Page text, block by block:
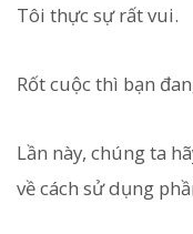
Tôi thực sự rất vui.
Rốt cuộc thì bạn
Lần này, chúng ta
về cách sử dụng